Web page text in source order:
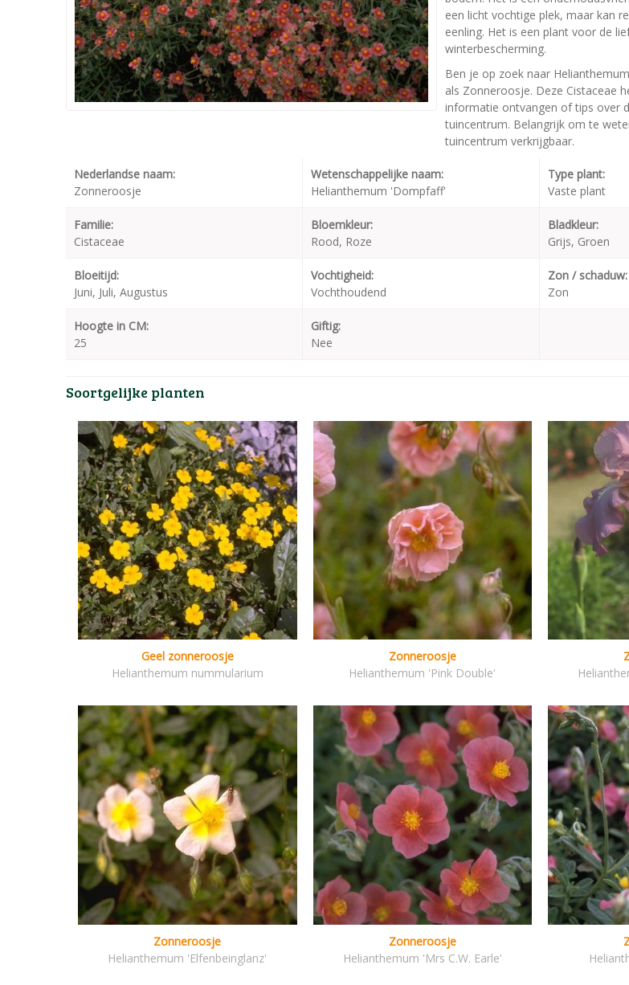
een licht vochtige plek, maar kan
eenling. Het is een plant voor de
winterbescherming.
Ben je op zoek naar
als Zonneroosje. Deze Cistaceae
informatie ontvangen of tips over
tuincentrum. Belangrijk om te
tuincentrum verkrijgbaar.
Nederlandse naam:
Zonneroosje
Wetenschappelijke naam:
Helianthemum 'Dompfaff'
Type plant:
Vaste plant
Familie:
Cistaceae
Bloemkleur:
Rood, Roze
Bladkleur:
Grijs, Groen
Bloeitijd:
Juni, Juli, Augustus
Vochtigheid:
Vochthoudend
Zon / schaduw:
Zon
Hoogte in CM:
25
Giftig:
Nee
Soortgelijke planten
Geel zonneroosje
Helianthemum nummularium
Zonneroosje
Helianthemum 'Pink Double'
Zonneroosje
Helianthemum 'Elfenbeinglanz'
Zonneroosje
Helianthemum 'Mrs C.W. Earle'